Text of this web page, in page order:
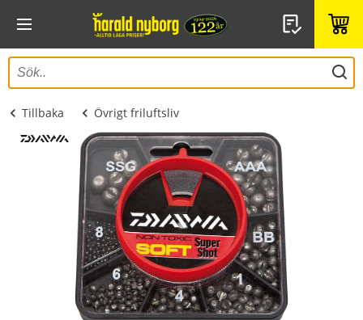
Tillbaka Övrigt friluftsliv